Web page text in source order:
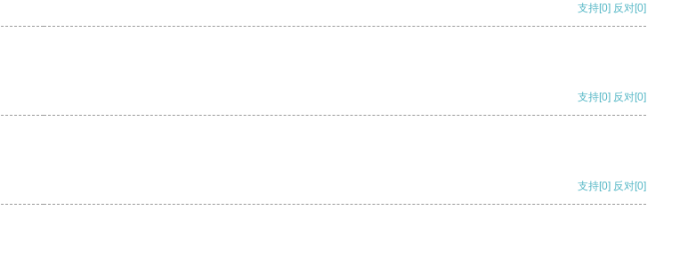
支持[0] 反对[0]
支持[0] 反对[0]
支持[0] 反对[0]